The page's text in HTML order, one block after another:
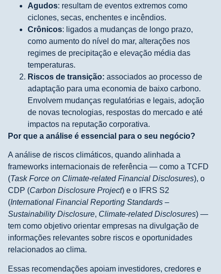
Agudos: resultam de eventos extremos como
ciclones, secas, enchentes e incêndios.
Crônicos: ligados a mudanças de longo prazo,
como aumento do nível do mar, alterações nos
regimes de precipitação e elevação média das
temperaturas.
Riscos de transição: associados ao processo de
adaptação para uma economia de baixo carbono.
Envolvem mudanças regulatórias e legais, adoção
de novas tecnologias, respostas do mercado e até
impactos na reputação corporativa.
Por que a análise é essencial para o seu negócio?
A análise de riscos climáticos, quando alinhada a
frameworks internacionais de referência — como a TCFD
(Task Force on Climate-related Financial Disclosures), o
CDP (Carbon Disclosure Project) e o IFRS S2
(International Financial Reporting Standards –
Sustainability Disclosure, Climate-related Disclosures) —
tem como objetivo orientar empresas na divulgação de
informações relevantes sobre riscos e oportunidades
relacionados ao clima.
Essas recomendações apoiam investidores, credores e